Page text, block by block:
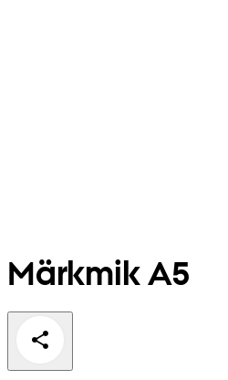
Märkmik A5